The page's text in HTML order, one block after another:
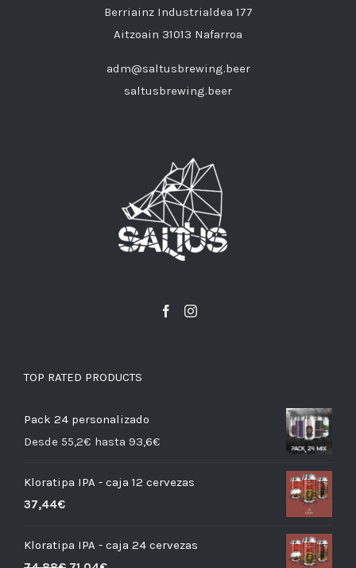
Berriainz Industrialdea 177
Aitzoain 31013 Nafarroa
adm@saltusbrewing.beer
saltusbrewing.beer
TOP RATED PRODUCTS
Pack 24 personalizado
Desde 55,2€ hasta 93,6€
Kloratipa IPA - caja 12 cervezas
37,44€
Kloratipa IPA - caja 24 cervezas